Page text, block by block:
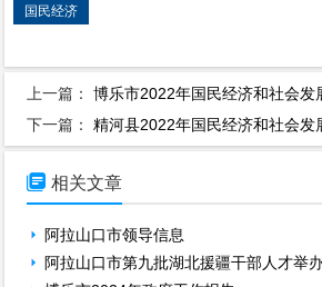
国民经济
上一篇：博乐市2022年国民经济和社会发
下一篇：精河县2022年国民经济和社会发
 相关文章
阿拉山口市领导信息
阿拉山口市第九批湖北援疆干部人才举